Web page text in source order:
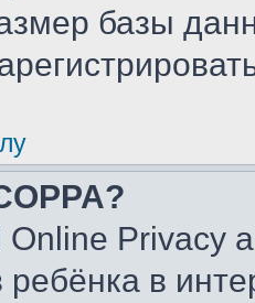
базы
Online Privacy
в